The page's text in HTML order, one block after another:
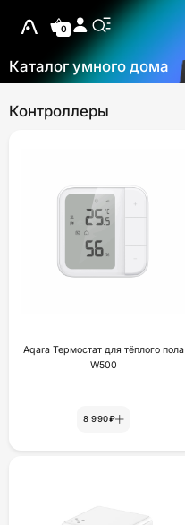
0
Каталог умного дома
Контроллеры
Aqara Термостат для тёплого пола
W500
8 990₽